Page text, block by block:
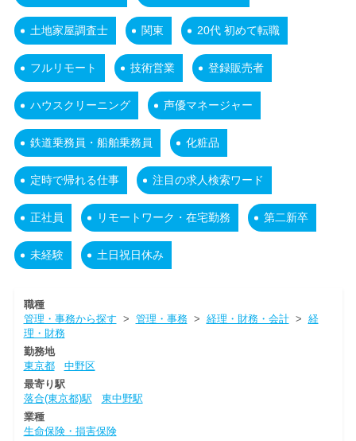
土地家屋調査士 関東 20代 初めて転職
フルリモート 技術営業 登録販売者
ハウスクリーニング 声優マネージャー
鉄道乗務員・船舶乗務員 化粧品
定時で帰れる仕事 注目の求人検索ワード
正社員 リモートワーク・在宅勤務 第二新卒
未経験 土日祝日休み
職種
管理・事務から探す > 管理・事務> 経理・財務・会計> 経
理・財務
勤務地
東京都
中野区
最寄り駅
落合(東京都)駅
東中野駅
業種
生命保険・損害保険